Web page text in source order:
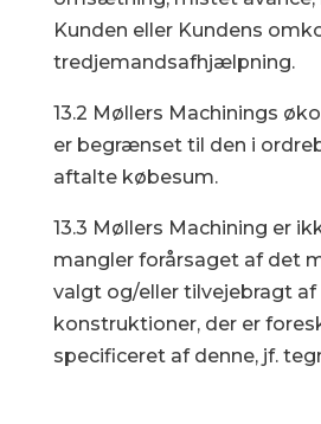
Kunden eller Kundens
tredjemandsafhjælpning.
13.2 Møllers Machinings
er begrænset til den i
aftalte købesum.
13.3 Møllers Machining er
mangler forårsaget af det
valgt og/eller tilvejebragt af
konstruktioner, der er
specificeret af denne, jf.